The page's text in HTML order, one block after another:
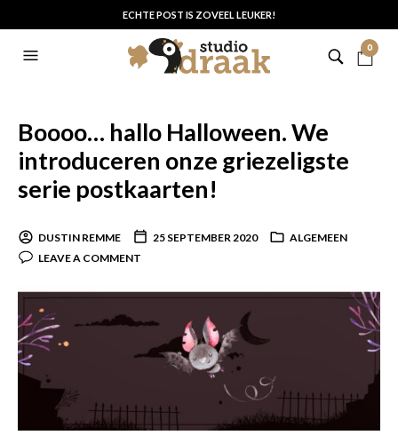
ECHTE POST IS ZOVEEL LEUKER!
0
Boooo… hallo Halloween. We
introduceren onze griezeligste
serie postkaarten!
DUSTIN REMME 25 SEPTEMBER 2020
ALGEMEEN
LEAVE A COMMENT